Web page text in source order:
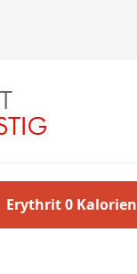
Erythrit 0 Kalorien